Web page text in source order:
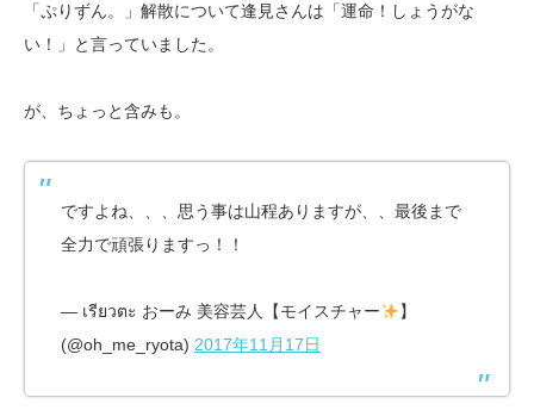
「ぷりずん。」解散について逢見さんは「運命！しょうがな
い！」と言っていました。
が、ちょっと含みも。
ですよね、、、思う事は山程ありますが、、最後まで
全力で頑張りますっ！！
— เรียวตะ おーみ 美容芸人【モイスチャー
】
(@oh_me_ryota) 2017年11月17日